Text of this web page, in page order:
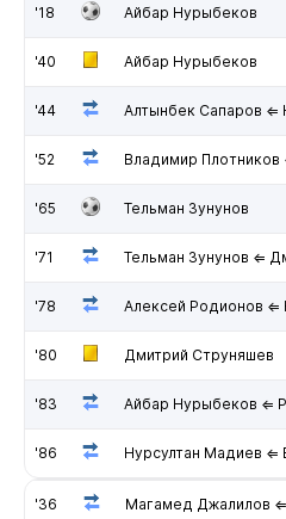
'18 Айбар Нурыбеков
'40 Айбар Нурыбеков
'44 Алтынбек Сапаров ⇐
'52 Владимир
'65 Тельман Зунунов
'71 Тельман Зунунов ⇐
'78 Алексей Родионов ⇐
'80 Дмитрий Струняшев
'83 Айбар Нурыбеков ⇐
'86 Нурсултан Мадиев ⇐
'36 Магамед Джалилов ⇐